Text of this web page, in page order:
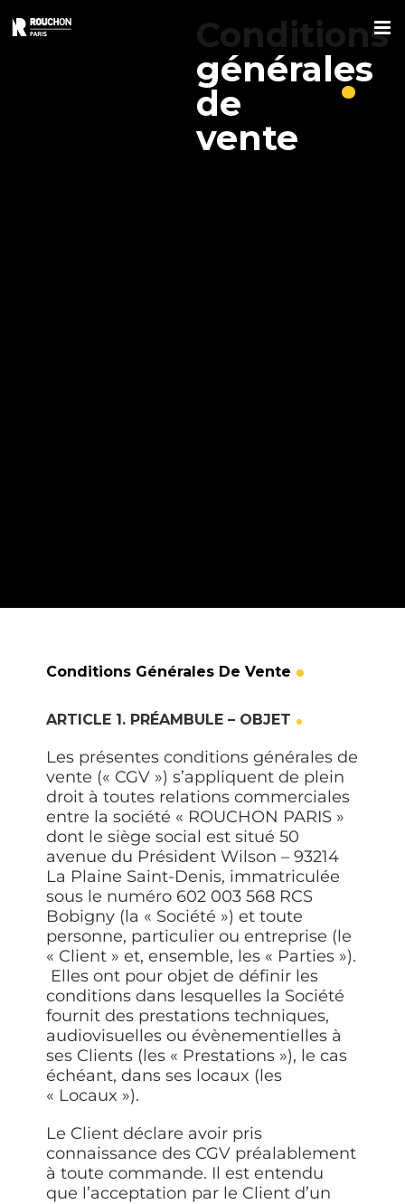
au
contenu
.
Conditions
générales
de
vente
Conditions Générales De Vente
ARTICLE 1. PRÉAMBULE – OBJET
Les présentes conditions générales de
vente (« CGV») s’appliquent de plein
droit à toutes relations commerciales
entre la société « ROUCHON PARIS »
dont le siège social est situé 50
avenue du Président Wilson – 93214
La Plaine Saint-Denis, immatriculée
sous le numéro 602 003 568 RCS
Bobigny (la « Société ») et toute
personne, particulier ou entreprise (le
« Client » et, ensemble, les « Parties»).
Elles ont pour objet de définir les
conditions dans lesquelles la Société
fournit des prestations techniques,
audiovisuelles ou évènementielles à
ses Clients (les « Prestations»), le cas
échéant, dans ses locaux (les
« Locaux »).
Le Client déclare avoir pris
connaissance des CGV préalablement
à toute commande. Il est entendu
que l’acceptation par le Client d’un